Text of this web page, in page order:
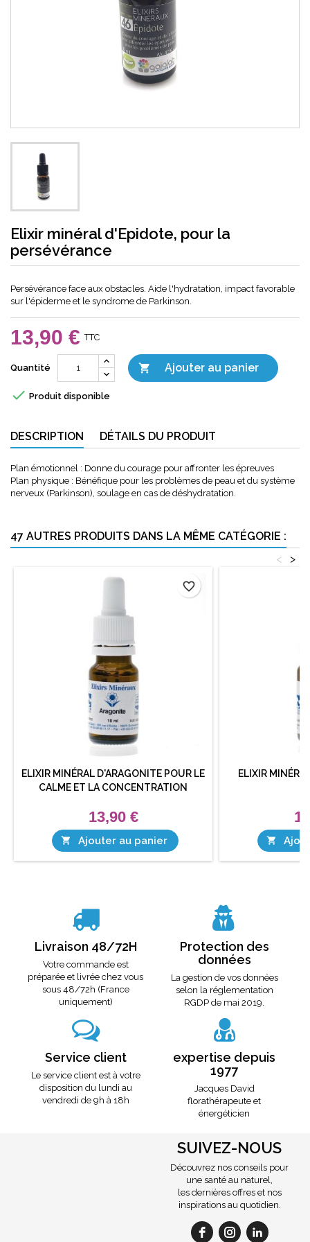
Elixir minéral d'Epidote, pour la
persévérance
Persévérance face aux obstacles. Aide l'hydratation, impact favorable
sur l'épiderme et le syndrome de Parkinson.
13,90 € TTC
Quantité  Ajouter au panier
 Produit disponible
DESCRIPTION DÉTAILS DU PRODUIT
Plan émotionnel : Donne du courage pour affronter les épreuves
Plan physique : Bénéfique pour les problèmes de peau et du système
nerveux (Parkinson), soulage en cas de déshydratation.
47 AUTRES PRODUITS DANS LA MÊME CATÉGORIE :
>
<
ELIXIR MINÉRAL D'ARAGONITE POUR LE
CALME ET LA CONCENTRATION
13,90 €
 Ajouter au panier
favorite_border
ELIXIR

Livraison 48/72H
Votre commande est
préparée et livrée chez vous
sous 48/72h (France
uniquement)
Protection des
données
La gestion de vos données
selon la réglementation
RGDP de mai 2019.
Service client
Le service client est à votre
disposition du lundi au
vendredi de 9h à 18h
expertise depuis
1977
Jacques David
florathérapeute et
énergéticien
SUIVEZ-NOUS
Découvrez nos conseils pour
une santé au naturel,
les dernières offres et nos
inspirations au quotidien.